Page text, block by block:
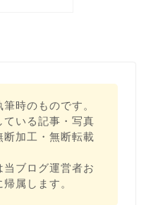
時のものです。
ている記事・写真
加工・無断転載
ブログ運営者お
属します。